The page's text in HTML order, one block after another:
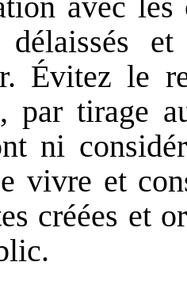
Évitez le
par tirage
ni
vivre et
créées et